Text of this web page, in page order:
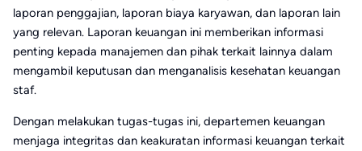
laporan penggajian, laporan biaya karyawan, dan laporan lain
yang relevan. Laporan keuangan ini memberikan informasi
penting kepada manajemen dan pihak terkait lainnya dalam
mengambil keputusan dan menganalisis kesehatan keuangan
staf.
Dengan melakukan tugas-tugas ini, departemen keuangan
menjaga integritas dan keakuratan informasi keuangan terkait